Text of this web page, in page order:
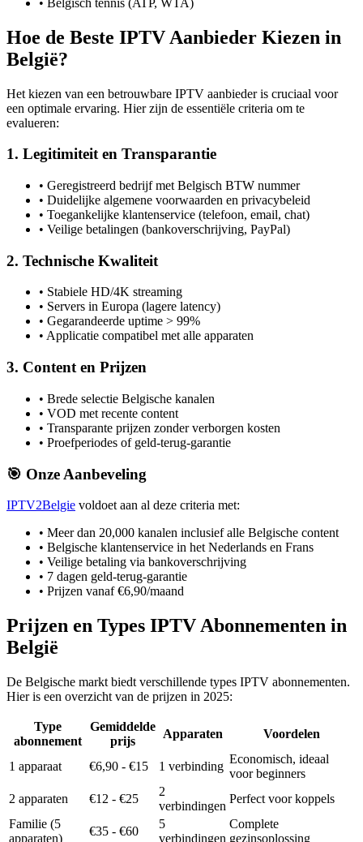
Hoe de Beste IPTV Aanbieder Kiezen in
België?
Het kiezen van een betrouwbare IPTV aanbieder is cruciaal voor
een optimale ervaring. Hier zijn de essentiële criteria om te
evalueren:
1. Legitimiteit en Transparantie
• Geregistreerd bedrijf met Belgisch BTW nummer
• Duidelijke algemene voorwaarden en privacybeleid
• Toegankelijke klantenservice (telefoon, email, chat)
• Veilige betalingen (bankoverschrijving, PayPal)
2. Technische Kwaliteit
• Stabiele HD/4K streaming
• Servers in Europa (lagere latency)
• Gegarandeerde uptime > 99%
• Applicatie compatibel met alle apparaten
3. Content en Prijzen
• Brede selectie Belgische kanalen
• VOD met recente content
• Transparante prijzen zonder verborgen kosten
• Proefperiodes of geld-terug-garantie
🎯 Onze Aanbeveling
IPTV2Belgie voldoet aan al deze criteria met:
• Meer dan 20,000 kanalen inclusief alle Belgische content
• Belgische klantenservice in het Nederlands en Frans
• Veilige betaling via bankoverschrijving
• 7 dagen geld-terug-garantie
• Prijzen vanaf €6,90/maand
Prijzen en Types IPTV Abonnementen in
België
De Belgische markt biedt verschillende types IPTV abonnementen.
Hier is een overzicht van de prijzen in 2025:
Type
abonnement
Gemiddelde
prijs
Apparaten Voordelen
1 apparaat €6,90 - €15 1 verbinding
Economisch, ideaal
voor beginners
2 apparaten
€12 - €25
2
verbindingen
Perfect voor koppels
Familie (5
apparaten)
€35 - €60
5
verbindingen
Complete
gezinsoplossing